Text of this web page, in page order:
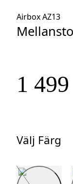
Airbox AZ13
1
Välj Färg
Välj Färg